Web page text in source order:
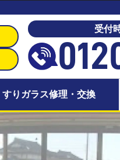
受付
すりガラス修理・交換